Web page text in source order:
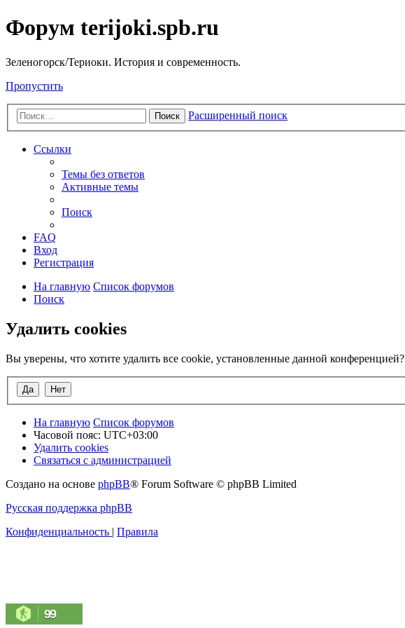
Форум terijoki.spb.ru
Зеленогорск/Териоки. История и современность.
Пропустить
Поиск Расширенный поиск
Ссылки
Темы без ответов
Активные темы
Поиск
FAQ
Вход
Регистрация
На главную Список форумов
Поиск
Удалить cookies
Вы уверены, что хотите удалить все cookie, установленные данной конференцией?
На главную Список форумов
Часовой пояс: UTC+03:00
Удалить cookies
Связаться с администрацией
Создано на основе phpBB® Forum Software © phpBB Limited
Русская поддержка phpBB
Конфиденциальность | Правила
99